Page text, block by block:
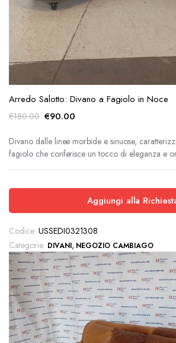
Arredo Salotto: Divano a Fagiolo in Noce
€180.00 Il
originale
era:
€180.00.
€90.00Il
attuale
è:
€90.00.
Divano dalle linee morbide e sinuose,
fagiolo che conferisce un tocco di eleganza e
Aggiungi alla
Codice: USSEDI0321308
Categorie: DIVANI, NEGOZIO CAMBIAGO